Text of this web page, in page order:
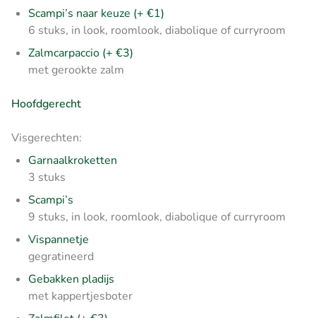
Scampi’s naar keuze (+ €1)
6 stuks, in look, roomlook, diabolique of curryroom
Zalmcarpaccio (+ €3)
met gerookte zalm
Hoofdgerecht
Visgerechten:
Garnaalkroketten
3 stuks
Scampi’s
9 stuks, in look, roomlook, diabolique of curryroom
Vispannetje
gegratineerd
Gebakken pladijs
met kappertjesboter